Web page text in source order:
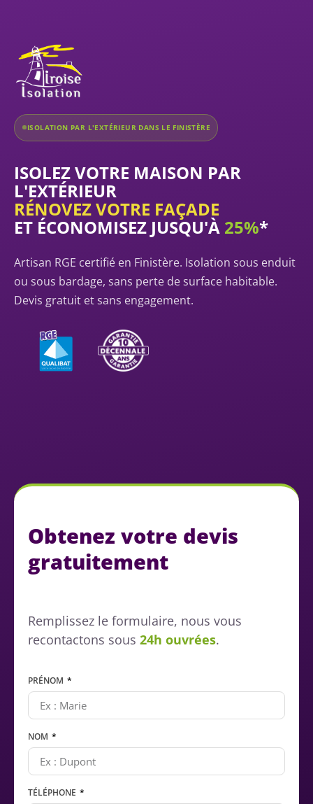
ISOLATION PAR L'EXTÉRIEUR DANS LE FINISTÈRE
ISOLEZ VOTRE MAISON PAR
L'EXTÉRIEUR
RÉNOVEZ VOTRE FAÇADE
ET ÉCONOMISEZ JUSQU'À 25%*
Artisan RGE certifié en Finistère. Isolation sous enduit
ou sous bardage, sans perte de surface habitable.
Devis gratuit et sans engagement.
Obtenez votre devis
gratuitement
Remplissez le formulaire, nous vous
recontactons sous 24h ouvrées.
PRÉNOM
NOM
TÉLÉPHONE